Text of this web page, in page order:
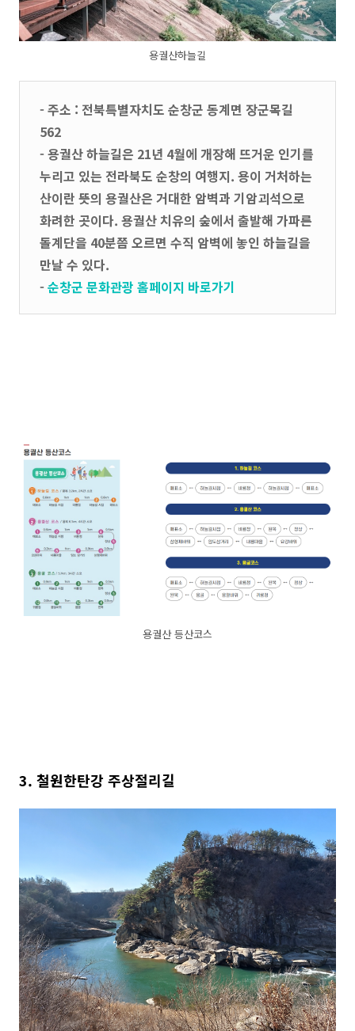
용궐산하늘길
- 주소 : 전북특별자치도 순창군 동계면 장군목길
562
- 용궐산 하늘길은 21년 4월에 개장해 뜨거운 인기를
누리고 있는 전라북도 순창의 여행지. 용이 거처하는
산이란 뜻의 용궐산은 거대한 암벽과 기암괴석으로
화려한 곳이다. 용궐산 치유의 숲에서 출발해 가파른
돌계단을 40분쯤 오르면 수직 암벽에 놓인 하늘길을
만날 수 있다.
-순창군 문화관광 홈페이지 바로가기
용궐산 등산코스
3. 철원한탄강 주상절리길